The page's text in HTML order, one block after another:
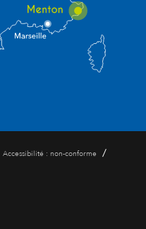
Accessibilité : non-conforme /